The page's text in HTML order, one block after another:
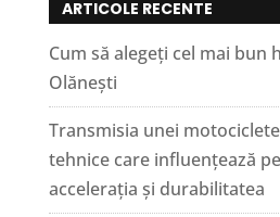
ARTICOLE RECENTE
Cum să alegeți cel mai bun
Olănești
Transmisia unei
tehnice care influențează
accelerația și durabilitatea